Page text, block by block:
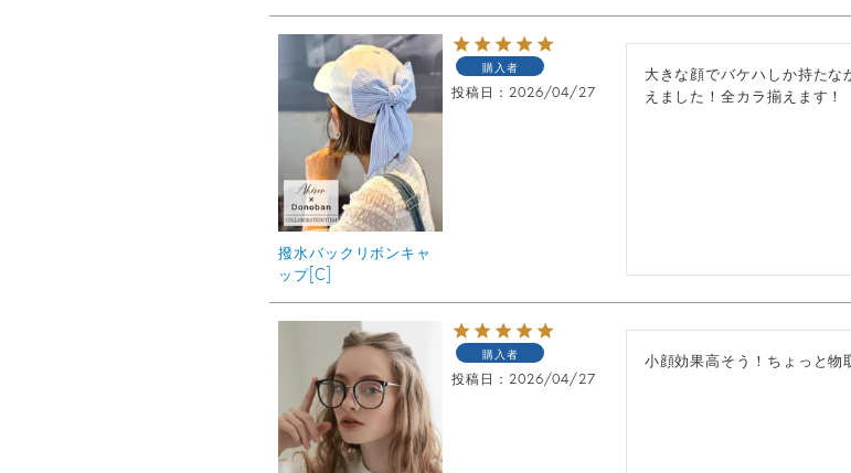
撥水バックリボンキャ
ップ[C]
購入者
投稿日 2026/04/27
大きな顔でバケハしか持た
えました！全カラ揃えます！
購入者
投稿日 2026/04/27
小顔効果高そう！ちょっと物